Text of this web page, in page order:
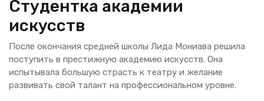
Студентка академии
искусств
После окончания средней школы Лида Мониава решила
поступить в престижную академию искусств. Она
испытывала большую страсть к театру и желание
развивать свой талант на профессиональном уровне.